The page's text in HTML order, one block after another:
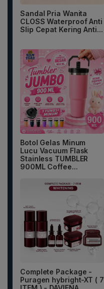
Sandal Pria Wanita
CLOSS Waterproof Anti
Slip Cepat Kering Anti...
Botol Gelas Minum
Lucu Vacuum Flask
Stainless TUMBLER
900ML Coffee...
Complete Package -
Puragen hybright-XT ( 7